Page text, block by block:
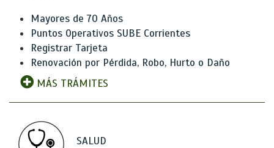
Mayores de 70 Años
Puntos Operativos SUBE Corrientes
Registrar Tarjeta
Renovación por Pérdida, Robo, Hurto o Daño
MÁS TRÁMITES
SALUD